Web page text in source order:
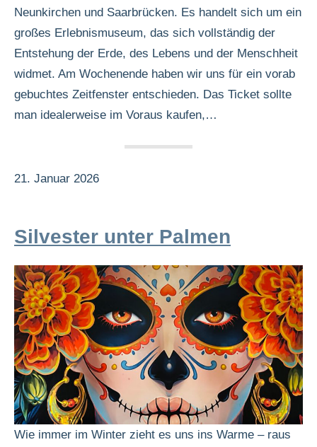
Neunkirchen und Saarbrücken. Es handelt sich um ein
großes Erlebnismuseum, das sich vollständig der
Entstehung der Erde, des Lebens und der Menschheit
widmet. Am Wochenende haben wir uns für ein vorab
gebuchtes Zeitfenster entschieden. Das Ticket sollte
man idealerweise im Voraus kaufen,…
21. Januar 2026
Silvester unter Palmen
Wie immer im Winter zieht es uns ins Warme – raus